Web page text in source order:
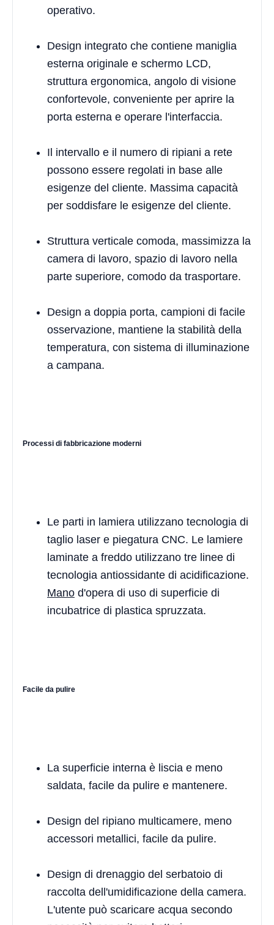
operativo.
Design integrato che contiene maniglia
esterna originale e schermo LCD,
struttura ergonomica, angolo di visione
confortevole, conveniente per aprire la
porta esterna e operare l'interfaccia.
Il intervallo e il numero di ripiani a rete
possono essere regolati in base alle
esigenze del cliente. Massima capacità
per soddisfare le esigenze del cliente.
Struttura verticale comoda, massimizza la
camera di lavoro, spazio di lavoro nella
parte superiore, comodo da trasportare.
Design a doppia porta, campioni di facile
osservazione, mantiene la stabilità della
temperatura, con sistema di illuminazione
a campana.
Processi di fabbricazione moderni
Le parti in lamiera utilizzano tecnologia di
taglio laser e piegatura CNC. Le lamiere
laminate a freddo utilizzano tre linee di
tecnologia antiossidante di acidificazione.
Mano d'opera di uso di superficie di
incubatrice di plastica spruzzata.
Facile da pulire
La superficie interna è liscia e meno
saldata, facile da pulire e mantenere.
Design del ripiano multicamere, meno
accessori metallici, facile da pulire.
Design di drenaggio del serbatoio di
raccolta dell'umidificazione della camera.
L'utente può scaricare acqua secondo